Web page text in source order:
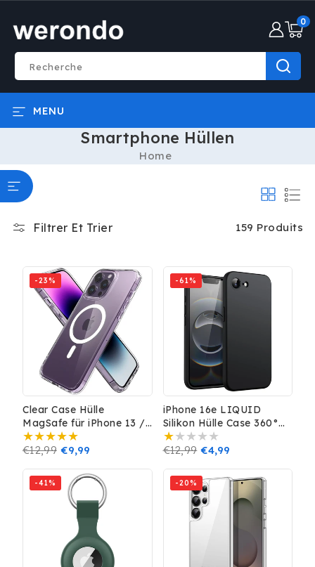
CONTENU
Recherche
0
0
MENU
Smartphone Hüllen
Home
Filtrer Et Trier 159 Produits
-23%
Clear Case Hülle
MagSafe für iPhone 13 /
14 Schutz Handy Magnet
Prix
€12,99 Prix
€9,99
-61%
iPhone 16e LIQUID
Silikon Hülle Case 360°
Schutz Bumper MagSafe
TPU Kamera Schutz
Prix
€12,99 Prix
€4,99
-41% -20%